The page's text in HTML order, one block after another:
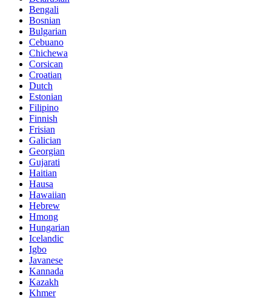
Bengali
Bosnian
Bulgarian
Cebuano
Chichewa
Corsican
Croatian
Dutch
Estonian
Filipino
Finnish
Frisian
Galician
Georgian
Gujarati
Haitian
Hausa
Hawaiian
Hebrew
Hmong
Hungarian
Icelandic
Igbo
Javanese
Kannada
Kazakh
Khmer